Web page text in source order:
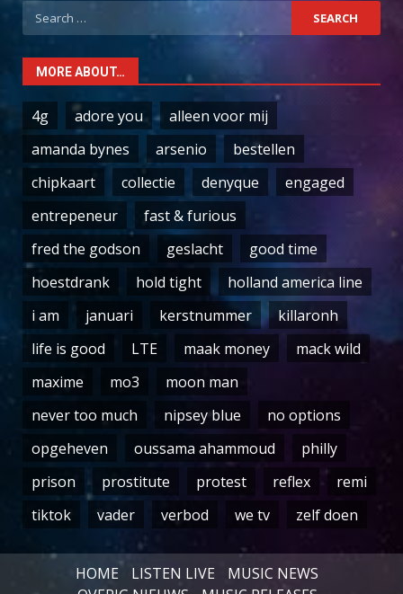
Search
for:
MORE ABOUT…
4g adore you
alleen voor mij
amanda bynes
arsenio
bestellen
chipkaart
collectie denyque
engaged
entrepeneur
fast & furious
fred the godson
geslacht
good time
hoestdrank
hold tight
holland america line
i am
januari kerstnummer
killaronh
life is good
LTE maak money
mack wild
maxime
mo3
moon man
never too much
nipsey blue
no options
opgeheven
oussama ahammoud
philly
prison
prostitute protest reflex
remi
tiktok
vader verbod we tv zelf doen
HOME LISTEN LIVE
MUSIC NEWS